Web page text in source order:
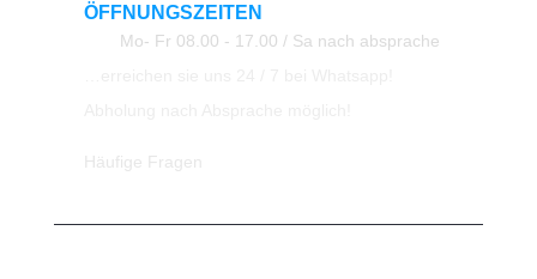
ÖFFNUNGSZEITEN
Mo- Fr 08.00 - 17.00 / Sa nach absprache
Häufige Fragen